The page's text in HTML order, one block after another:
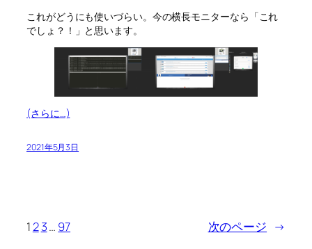
これがどうにも使いづらい。今の横長モニターなら「これ
でしょ？！」と思います。
(さらに…)
2021年5月3日
123… 97 次のページ →